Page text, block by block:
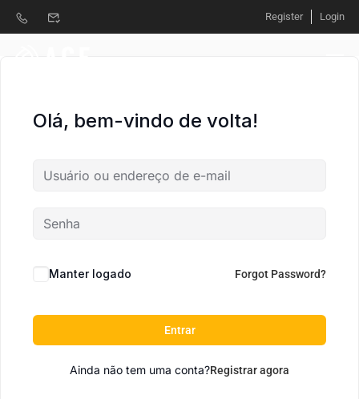
Register Login
Olá, bem-vindo de volta!
Manter logado Forgot Password?
Entrar
Ainda não tem uma conta?Registrar agora